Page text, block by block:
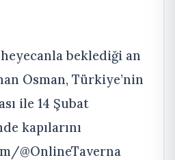
beklediği an
Osman, Türkiye’nin
ile 14 Şubat
kapılarını
@OnlineTaverna